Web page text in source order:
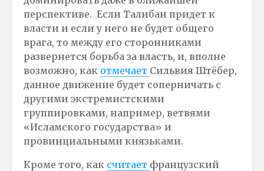
перспективе. Если Талибан придет к
власти и если у него не будет общего
врага, то между его сторонниками
развернется борьба за власть, и, вполне
возможно, как отмечает Сильвия Штёбер,
данное движение будет соперничать с
другими экстремистскими
группировками, например, ветвями
«Исламского государства» и
провинциальными князьками.
Кроме того, как считает французский